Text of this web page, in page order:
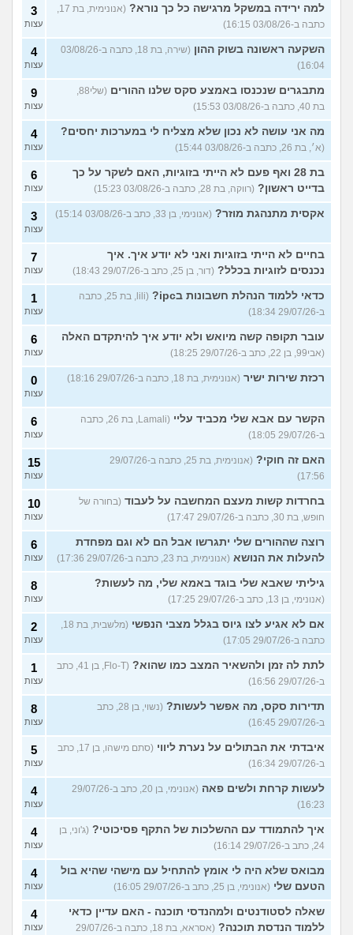
למה ירידה במשקל מרגישה כל כך נורא?
(אנונימית, בת 17,
כתבה ב-03/08/26 16:15)
3
עצות
השקעה ראשונה בשוק ההון
(שירה, בת 18, כתבה ב-03/08/26
16:04)
4
עצות
מתבגרים שנכנסו באמצע סקס שלנו ההורים
(שלי88,
בת 40, כתבה ב-03/08/26 15:53)
9
עצות
מה אני עושה לא נכון שלא מצליח לי במערכות יחסים?
(א׳, בת 26, כתבה ב-03/08/26 15:44)
4
עצות
בת 28 ואף פעם לא הייתי בזוגיות, האם לשקר על כך
בדייט ראשון? (רווקה, בת 28, כתבה ב-03/08/26 15:23)
6
עצות
אקסית מתנהגת מוזר? (אנונימי, בן 33, כתב ב-03/08/26 15:14) 3
עצות
בחיים לא הייתי בזוגיות ואני לא יודע איך. איך
נכנסים לזוגיות בכלל? (דור, בן 25, כתב ב-29/07/26 18:43)
7
עצות
כדאי ללמוד הנהלת חשבונות בipc?
(lili, בת 25, כתבה
ב-29/07/26 18:34)
1
עצות
עובר תקופה קשה מיואש ולא יודע איך להיתקדם האלה
(אבי99, בן 22, כתב ב-29/07/26 18:25)
6
עצות
רכזת שירות ישיר (אנונימית, בת 18, כתבה ב-29/07/26 18:16) 0
עצות
הקשר עם אבא שלי מכביד עליי
(Lamali, בת 26, כתבה
ב-29/07/26 18:05)
6
עצות
האם זה חוקי?
(אנונימית, בת 25, כתבה ב-29/07/26
17:56)
15
עצות
בחרדות קשות מעצם המחשבה על לעבוד (בחורה של
חופש, בת 30, כתבה ב-29/07/26 17:47)
10
עצות
רוצה שההורים שלי יתגרשו אבל הם לא וגם מפחדת
להעלות את הנושא (אנונימית, בת 23, כתבה ב-29/07/26 17:36)
6
עצות
גיליתי שאבא שלי בוגד באמא שלי, מה לעשות?
(אנונימי, בן 13, כתב ב-29/07/26 17:25)
8
עצות
אם לא אגיע לצו גיוס בגלל מצבי הנפשי
(מלשבית, בת 18,
כתבה ב-29/07/26 17:05)
2
עצות
לתת לה זמן ולהשאיר המצב כמו שהוא?
(Flo-T, בן 41, כתב
ב-29/07/26 16:56)
1
עצות
תדירות סקס, מה אפשר לעשות?
(נשוי, בן 28, כתב
ב-29/07/26 16:45)
8
עצות
איבדתי את הבתולים על נערת ליווי
(סתם מישהו, בן 17, כתב
ב-29/07/26 16:34)
5
עצות
לעשות קרחת ולשים פאה
(אנונימי, בן 20, כתב ב-29/07/26
16:23)
4
עצות
איך להתמודד עם ההשלכות של התקף פסיכוטי? (ג'וני, בן
24, כתב ב-29/07/26 16:14)
4
עצות
מבואס שלא היה לי אומץ להתחיל עם מישהי שהיא בול
הטעם שלי (אנונימי, בן 25, כתב ב-29/07/26 16:05)
4
עצות
שאלה לסטודנטים ולמהנדסי תוכנה - האם עדיין כדאי
ללמוד הנדסת תוכנה?
(אסראא, בת 18, כתבה ב-29/07/26
4
עצות